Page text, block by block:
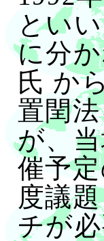
とい
に分
氏 か
置閏
が、
催予
度議
チが